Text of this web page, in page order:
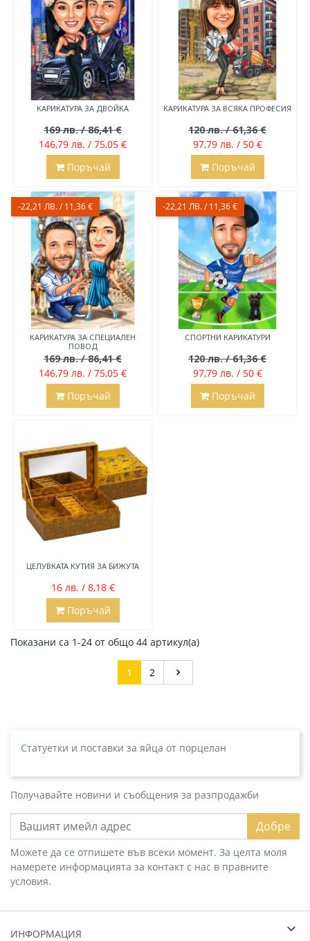
КАРИКАТУРА ЗА ДВОЙКА
169 лв. / 86,41 €
146,79 лв. / 75,05 €
Поръчай
КАРИКАТУРА ЗА ВСЯКА ПРОФЕСИЯ
120 лв. / 61,36 €
97,79 лв. / 50 €
Поръчай
КАРИКАТУРА ЗА СПЕЦИАЛЕН
ПОВОД
169 лв. / 86,41 €
146,79 лв. / 75,05 €
-22,21 ЛВ. / 11,36 €
Поръчай
СПОРТНИ КАРИКАТУРИ
120 лв. / 61,36 €
97,79 лв. / 50 €
-22,21 ЛВ. / 11,36 €
Поръчай
ЦЕЛУВКАТА КУТИЯ ЗА БИЖУТА
16 лв. / 8,18 €
Поръчай
Показани са 1-24 от общо 44 артикул(а)
1 2 Напред

Статуетки и поставки за яйца от порцелан
Получавайте новини и съобщения за разпродажби
Добре
Можете да се отпишете във всеки момент. За целта моля
намерете информацията за контакт с нас в правните
условия.
ИНФОРМАЦИЯ